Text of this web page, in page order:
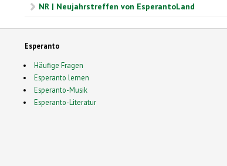
NR | Neujahrstreffen von EsperantoLand
Esperanto
Häufige Fragen
Esperanto lernen
Esperanto-Musik
Esperanto-Literatur